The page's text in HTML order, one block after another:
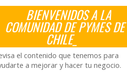
BIENVENIDOS A LA
COMUNIDAD DE PYMES DE
CHILE_
el contenido que tenemos para
a mejorar y hacer tu negocio.